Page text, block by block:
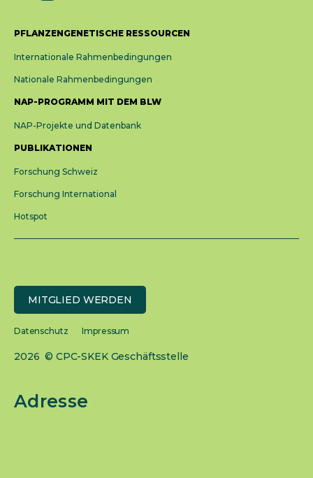
PFLANZENGENETISCHE RESSOURCEN
Internationale Rahmenbedingungen
Nationale Rahmenbedingungen
NAP-PROGRAMM MIT DEM BLW
NAP-Projekte und Datenbank
PUBLIKATIONEN
Forschung Schweiz
Forschung International
Hotspot
MITGLIED WERDEN
Datenschutz Impressum
2026 © CPC-SKEK Geschäftsstelle
Adresse